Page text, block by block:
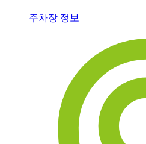
주차장 정보